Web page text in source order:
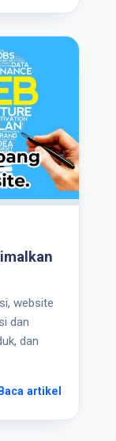
website
dan
dan
Baca artikel